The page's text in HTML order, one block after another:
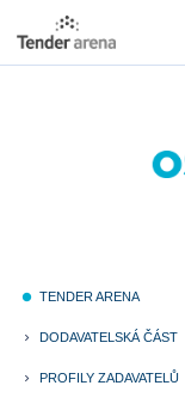
fiber_manual_record TENDER ARENA
keyboard_arrow_right DODAVATELSKÁ ČÁST
keyboard_arrow_right PROFILY ZADAVATELŮ